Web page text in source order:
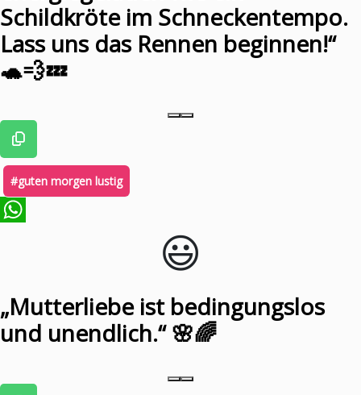
Schildkröte im Schneckentempo.
Lass uns das Rennen beginnen!“
🐢💨💤
#guten morgen lustig
😃️
„Mutterliebe ist bedingungslos
und unendlich.“ 🌸🌈